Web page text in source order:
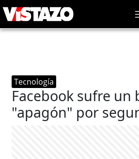
Tecnología
Facebook sufre un
"apagón" por